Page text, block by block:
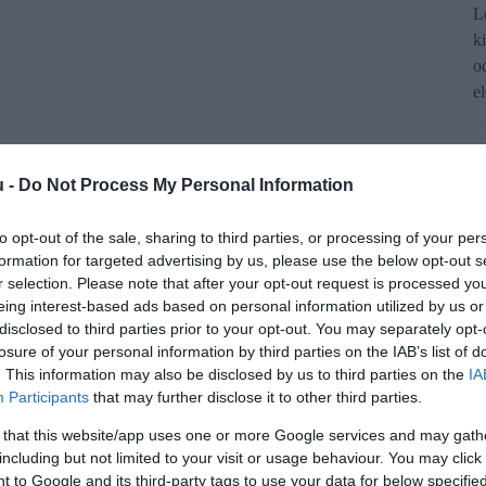
- Do Not Process My Personal Information
opt-out of the sale, sharing to third parties, or processing of your
for targeted advertising by us, please use the below opt-out
selection. Please note that after your opt-out request is processed
interest-based ads based on personal information utilized by us
to third parties prior to your opt-out. You may separately
of your personal information by third parties on the IAB’s list of
This information may also be disclosed by us to third parties on the
Participants that may further disclose it to other third parties.
that this website/app uses one or more Google services and may
but not limited to your visit or usage behaviour. You may
to Google and its third-party tags to use your data for below
forráshoz juthatnak a mikro- és
kamattal, saját erő nélkül,
az Agrárminisztérium közleménye
oldalán.